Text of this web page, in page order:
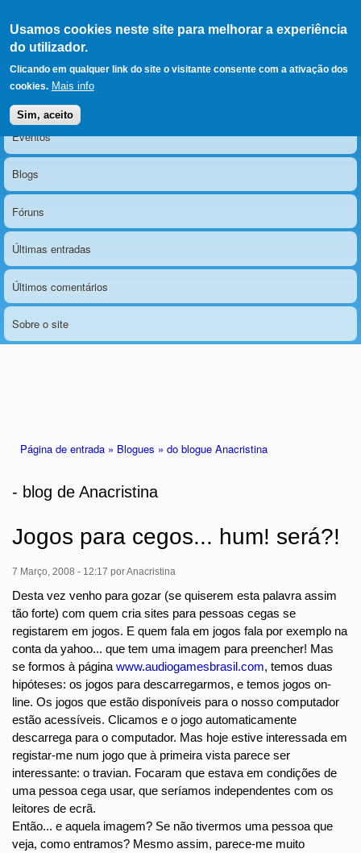
Usamos cookies neste site para melhorar a experiência
do utilizador.
Clicando em qualquer link do site o visitante consente com a ativação dos
cookies. Mais info
Sim, aceito
LERPARAVER
a
O portal da visão diferente
Menu principal
Eventos
Blogs
Fóruns
Últimas entradas
Últimos comentários
Sobre o site
Página de entrada » Blogues » do blogue Anacristina
- blog de Anacristina
Jogos para cegos... hum! será?!
7 Março, 2008 - 12:17 porAnacristina
Desta vez venho para gozar (se quiserem esta palavra assim
tão forte) com quem cria sites para pessoas cegas se
registarem em jogos. E quem fala em jogos fala por exemplo na
conta da yahoo... que tem uma imagem para preencher! Mas
se formos à página www.audiogamesbrasil.com, temos duas
hipóteses: os jogos para descarregarmos, e temos jogos on-
line. Os jogos que estão disponíveis para o nosso computador
estão acessíveis. Clicamos e o jogo automaticamente
descarrega para o computador. Mas hoje estive interessada em
registar-me num jogo que à primeira vista parece ser
interessante: o travian. Focaram que estava em condições de
uma pessoa cega usar, que seríamos independentes com os
leitores de ecrã.
Então... e aquela imagem? Se não tivermos uma pessoa que
veja, como entramos? Mesmo assim, parece-me muito